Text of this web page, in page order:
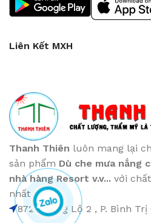
Liên Kết MXH
Thanh Thiên luôn mang lại
sản phẩm Dù che mưa nắng
nhà hàng Resort v.v... với
nhất
872 Hương Lộ 2 , P. Bình Trị